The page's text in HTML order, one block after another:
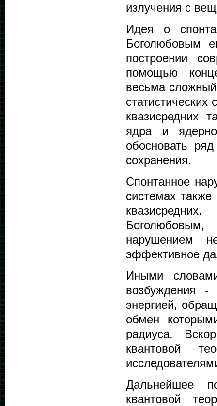
излучения с
Идея о
Боголюбовым
построении
помощью
весьма
квазисредних
ядра и
обосновать
сохранения.
Спонтанное
системах также
нарушением
эффективное
Иными
возбуждения
энергией,
обмен
радиуса.
квантовой
Дальнейшее
квантовой